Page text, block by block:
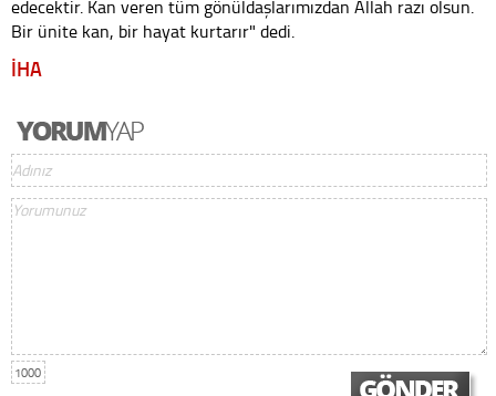
edecektir. Kan veren tüm gönüldaşlarımızdan Allah razı olsun.
Bir ünite kan, bir hayat kurtarır" dedi.
İHA
1000